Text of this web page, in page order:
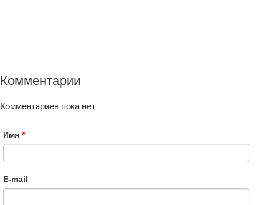
Комментарии
Комментариев пока нет
Имя *
E-mail